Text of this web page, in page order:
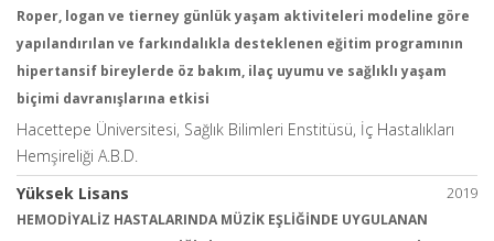
Roper, logan ve tierney günlük yaşam aktiviteleri modeline göre
yapılandırılan ve farkındalıkla desteklenen eğitim programının
hipertansif bireylerde öz bakım, ilaç uyumu ve sağlıklı yaşam
biçimi davranışlarına etkisi
Hacettepe Üniversitesi, Sağlık Bilimleri Enstitüsü, İç Hastalıkları
Hemşireliği A.B.D.
2019
Yüksek Lisans
HEMODİYALİZ HASTALARINDA MÜZİK EŞLİĞİNDE UYGULANAN